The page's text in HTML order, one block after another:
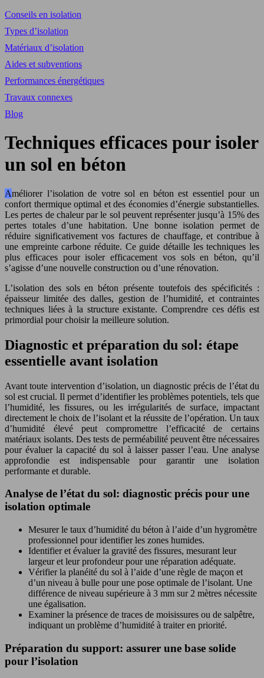
Conseils en isolation
Types d’isolation
Matériaux d’isolation
Aides et subventions
Performances énergétiques
Travaux connexes
Blog
Techniques efficaces pour isoler
un sol en béton
Améliorer l’isolation de votre sol en béton est essentiel pour un
confort thermique optimal et des économies d’énergie substantielles.
Les pertes de chaleur par le sol peuvent représenter jusqu’à 15% des
pertes totales d’une habitation. Une bonne isolation permet de
réduire significativement vos factures de chauffage, et contribue à
une empreinte carbone réduite. Ce guide détaille les techniques les
plus efficaces pour isoler efficacement vos sols en béton, qu’il
s’agisse d’une nouvelle construction ou d’une rénovation.
L’isolation des sols en béton présente toutefois des spécificités :
épaisseur limitée des dalles, gestion de l’humidité, et contraintes
techniques liées à la structure existante. Comprendre ces défis est
primordial pour choisir la meilleure solution.
Diagnostic et préparation du sol: étape
essentielle avant isolation
Avant toute intervention d’isolation, un diagnostic précis de l’état du
sol est crucial. Il permet d’identifier les problèmes potentiels, tels que
l’humidité, les fissures, ou les irrégularités de surface, impactant
directement le choix de l’isolant et la réussite de l’opération. Un taux
d’humidité élevé peut compromettre l’efficacité de certains
matériaux isolants. Des tests de perméabilité peuvent être nécessaires
pour évaluer la capacité du sol à laisser passer l’eau. Une analyse
approfondie est indispensable pour garantir une isolation
performante et durable.
Analyse de l’état du sol: diagnostic précis pour une
isolation optimale
Mesurer le taux d’humidité du béton à l’aide d’un hygromètre
professionnel pour identifier les zones humides.
Identifier et évaluer la gravité des fissures, mesurant leur
largeur et leur profondeur pour une réparation adéquate.
Vérifier la planéité du sol à l’aide d’une règle de maçon et
d’un niveau à bulle pour une pose optimale de l’isolant. Une
différence de niveau supérieure à 3 mm sur 2 mètres nécessite
une égalisation.
Examiner la présence de traces de moisissures ou de salpêtre,
indiquant un problème d’humidité à traiter en priorité.
Préparation du support: assurer une base solide
pour l’isolation